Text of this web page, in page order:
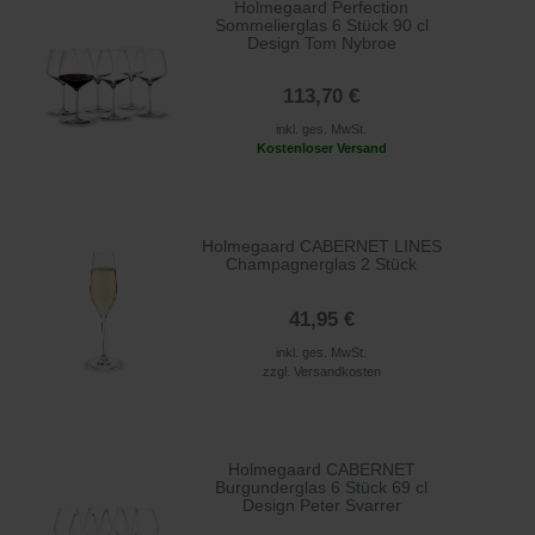
Holmegaard Perfection
Sommelierglas 6 Stück 90 cl
Design Tom Nybroe
113,70 €
inkl. ges. MwSt.
Kostenloser Versand
Holmegaard CABERNET LINES
Champagnerglas 2 Stück
41,95 €
inkl. ges. MwSt.
zzgl. Versandkosten
Holmegaard CABERNET
Burgunderglas 6 Stück 69 cl
Design Peter Svarrer